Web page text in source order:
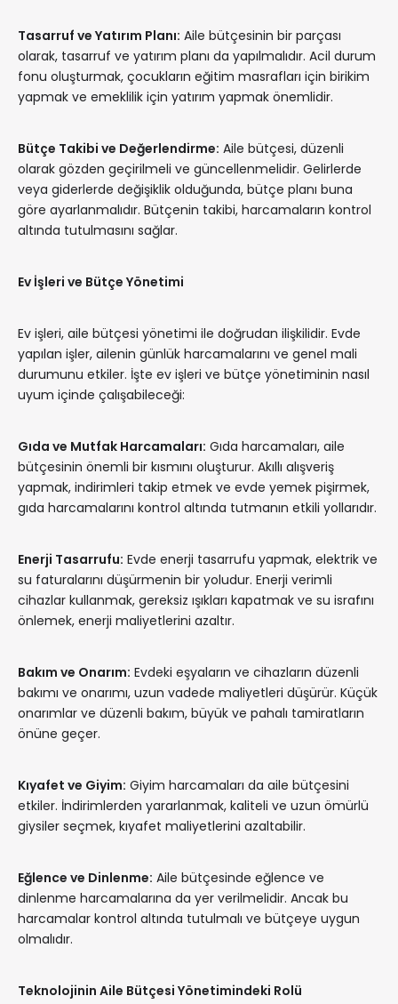
Tasarruf ve Yatırım Planı: Aile bütçesinin bir parçası
olarak, tasarruf ve yatırım planı da yapılmalıdır. Acil durum
fonu oluşturmak, çocukların eğitim masrafları için birikim
yapmak ve emeklilik için yatırım yapmak önemlidir.
Bütçe Takibi ve Değerlendirme: Aile bütçesi, düzenli
olarak gözden geçirilmeli ve güncellenmelidir. Gelirlerde
veya giderlerde değişiklik olduğunda, bütçe planı buna
göre ayarlanmalıdır. Bütçenin takibi, harcamaların kontrol
altında tutulmasını sağlar.
Ev İşleri ve Bütçe Yönetimi
Ev işleri, aile bütçesi yönetimi ile doğrudan ilişkilidir. Evde
yapılan işler, ailenin günlük harcamalarını ve genel mali
durumunu etkiler. İşte ev işleri ve bütçe yönetiminin nasıl
uyum içinde çalışabileceği:
Gıda ve Mutfak Harcamaları: Gıda harcamaları, aile
bütçesinin önemli bir kısmını oluşturur. Akıllı alışveriş
yapmak, indirimleri takip etmek ve evde yemek pişirmek,
gıda harcamalarını kontrol altında tutmanın etkili yollarıdır.
Enerji Tasarrufu: Evde enerji tasarrufu yapmak, elektrik ve
su faturalarını düşürmenin bir yoludur. Enerji verimli
cihazlar kullanmak, gereksiz ışıkları kapatmak ve su israfını
önlemek, enerji maliyetlerini azaltır.
Bakım ve Onarım: Evdeki eşyaların ve cihazların düzenli
bakımı ve onarımı, uzun vadede maliyetleri düşürür. Küçük
onarımlar ve düzenli bakım, büyük ve pahalı tamiratların
önüne geçer.
Kıyafet ve Giyim: Giyim harcamaları da aile bütçesini
etkiler. İndirimlerden yararlanmak, kaliteli ve uzun ömürlü
giysiler seçmek, kıyafet maliyetlerini azaltabilir.
Eğlence ve Dinlenme: Aile bütçesinde eğlence ve
dinlenme harcamalarına da yer verilmelidir. Ancak bu
harcamalar kontrol altında tutulmalı ve bütçeye uygun
olmalıdır.
Teknolojinin Aile Bütçesi Yönetimindeki Rolü